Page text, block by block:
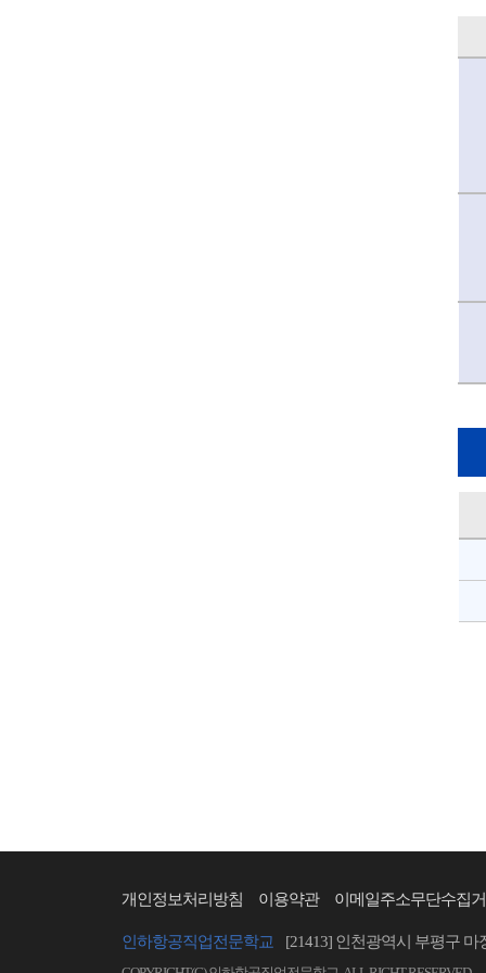
개인정보처리방침 이용약관 이메일주소무단수집
인하항공직업전문학교 [21413] 인천광역시 부평구 마